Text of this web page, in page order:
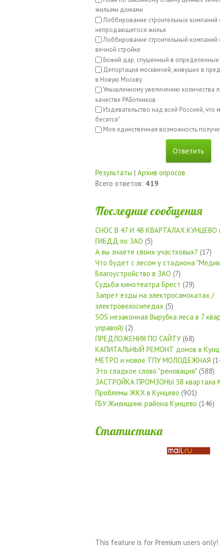
жилыми домами
Лоббирование строительных компаний
непродающегося жилья
Лоббирование строительный компаний
вечной стройке
Божий дар, спущенный в
Депортация москвичей, живущих в
в Новую Москву
Умышленному увеличению количества
качестве РАБотников
Издевательство над всей Россией, что
бесятся"
Моя единственная возможность
Результаты | Архив опросов
Всего ответов: 419
Последние сообщения
СНОС В 47 И 48 КВАРТАЛАХ КУНЦЕВО
ГИБДД по ЗАО (5)
А вы знаете своих участковых? (17)
Что будет с лесом у стадиона
Благоустройство в ЗАО (7)
Судьба кинотеатра Брест (29)
Запрет езды на электросамокатах /
электровелосипедах (5)
SOS незаконная Вырубка леса в 7
управой) (2)
ПРЕДЛОЖЕНИЯ ПО САЙТУ(68)
КАПИТАЛЬНЫЙ РЕМОНТ домов в
МЕТРО и новое ТПУ МОЛОДЕЖНАЯ
Это сладкое слово "реновация" (588)
ЗАСТРОЙКА ПРОМЗОНЫ 38 квартала
Проблемы ЖКХ в Кунцево (901)
ГБУ Жилищник района Кунцево (146)
Статистика
This feature is for Premium users only!